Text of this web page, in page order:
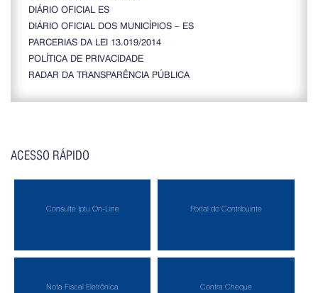
DIÁRIO OFICIAL ES
DIÁRIO OFICIAL DOS MUNICÍPIOS – ES
PARCERIAS DA LEI 13.019/2014
POLÍTICA DE PRIVACIDADE
RADAR DA TRANSPARÊNCIA PÚBLICA
ACESSO RÁPIDO
Consulte Iptu On-Line Portal do Contribuinte
Nota Fiscal Eletrônica Contra Cheque